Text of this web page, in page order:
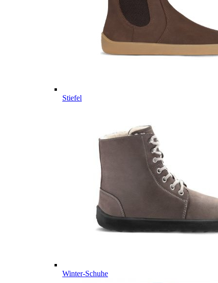
Stiefel
Winter-Schuhe